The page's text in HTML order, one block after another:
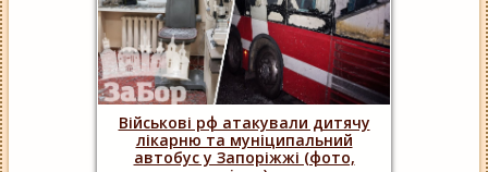
Військові рф атакували дитячу
лікарню та муніципальний
автобус у Запоріжжі (фото,